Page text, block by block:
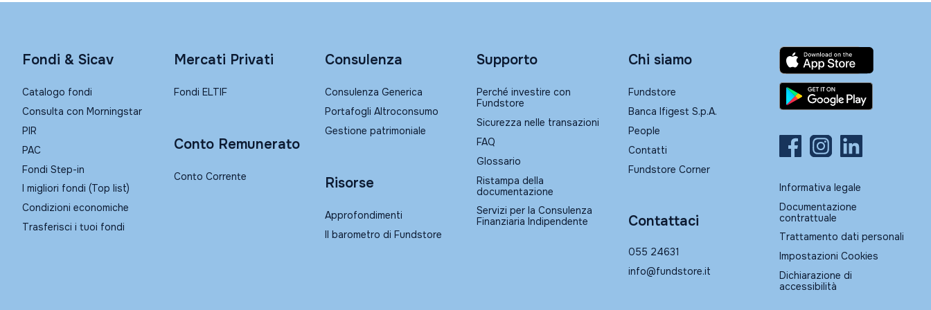
Fondi & Sicav
Catalogo fondi
Consulta con Morningstar
PIR
PAC
Fondi Step-in
I migliori fondi (Top list)
Condizioni economiche
Trasferisci i tuoi fondi
Mercati Privati
Fondi ELTIF
Conto Remunerato
Conto Corrente
Consulenza
Consulenza Generica
Portafogli Altroconsumo
Gestione patrimoniale
Risorse
Approfondimenti
Il barometro di Fundstore
Supporto
Perché investire con
Fundstore
Sicurezza nelle transazioni
FAQ
Glossario
Ristampa della
documentazione
Servizi per la Consulenza
Finanziaria Indipendente
Chi siamo
Fundstore
Banca Ifigest S.p.A.
People
Contatti
Fundstore Corner
Contattaci
055 24631
info@fundstore.it
Informativa legale
Documentazione
contrattuale
Trattamento dati personali
Impostazioni Cookies
Dichiarazione di
accessibilità